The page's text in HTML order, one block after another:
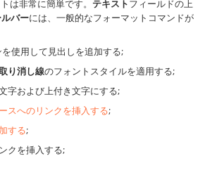
は非常に簡単です。 テキストフィールドの上
バーには、一般的なフォーマットコマンドが
使用して見出しを追加する;
り消し線のフォントスタイルを適用する;
字および上付き文字にする;
スへのリンクを挿入する;
する;
クを挿入する;